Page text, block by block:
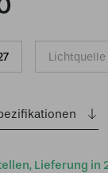
Lieferung in
Lichtquelle